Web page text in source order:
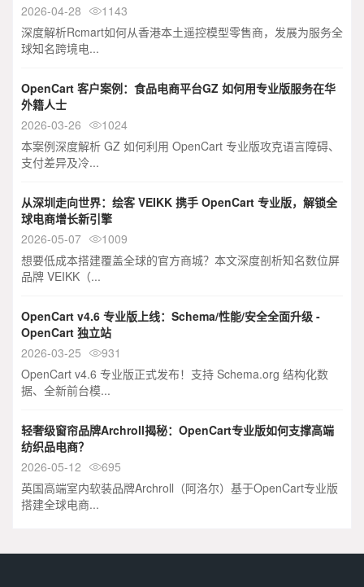
2026-04-28
1143
深度解析Rcmart如何从香港本土遥控模型零售商，发展为服务全
球知名跨境电...
OpenCart 客户案例：食品电商平台GZ 如何用专业版服务在华
外籍人士
2026-03-26
1024
本案例深度解析 GZ 如何利用 OpenCart 专业版攻克语言障碍、
支付差异及冷...
从深圳走向世界：绘客 VEIKK 携手 OpenCart 专业版，解锁全
球电商增长新引擎
2026-05-07
1009
想要低成本搭建覆盖全球的官方商城？本文深度剖析知名数位屏
品牌 VEIKK（...
OpenCart v4.6 专业版上线：Schema/性能/安全全面升级 -
OpenCart 独立站
2026-03-25
931
OpenCart v4.6 专业版正式发布！支持 Schema.org 结构化数
据、全新前台模...
轻奢级窗帘品牌Archroll揭秘：OpenCart专业版如何支撑高端
纺织品电商？
2026-05-12
695
英国高端室内软装品牌Archroll（阿洛尔）基于OpenCart专业版
搭建全球电商...